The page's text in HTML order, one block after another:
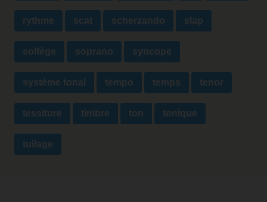
rythme scat scherzando slap
solfège soprano syncope
système tonal tempo temps tenor
tessiture timbre ton tonique
tuilage